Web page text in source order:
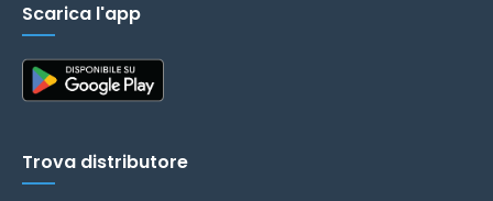
Scarica l'app
Trova distributore